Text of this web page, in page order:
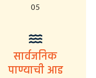
05
सार्वजनिक
पाण्याची आड